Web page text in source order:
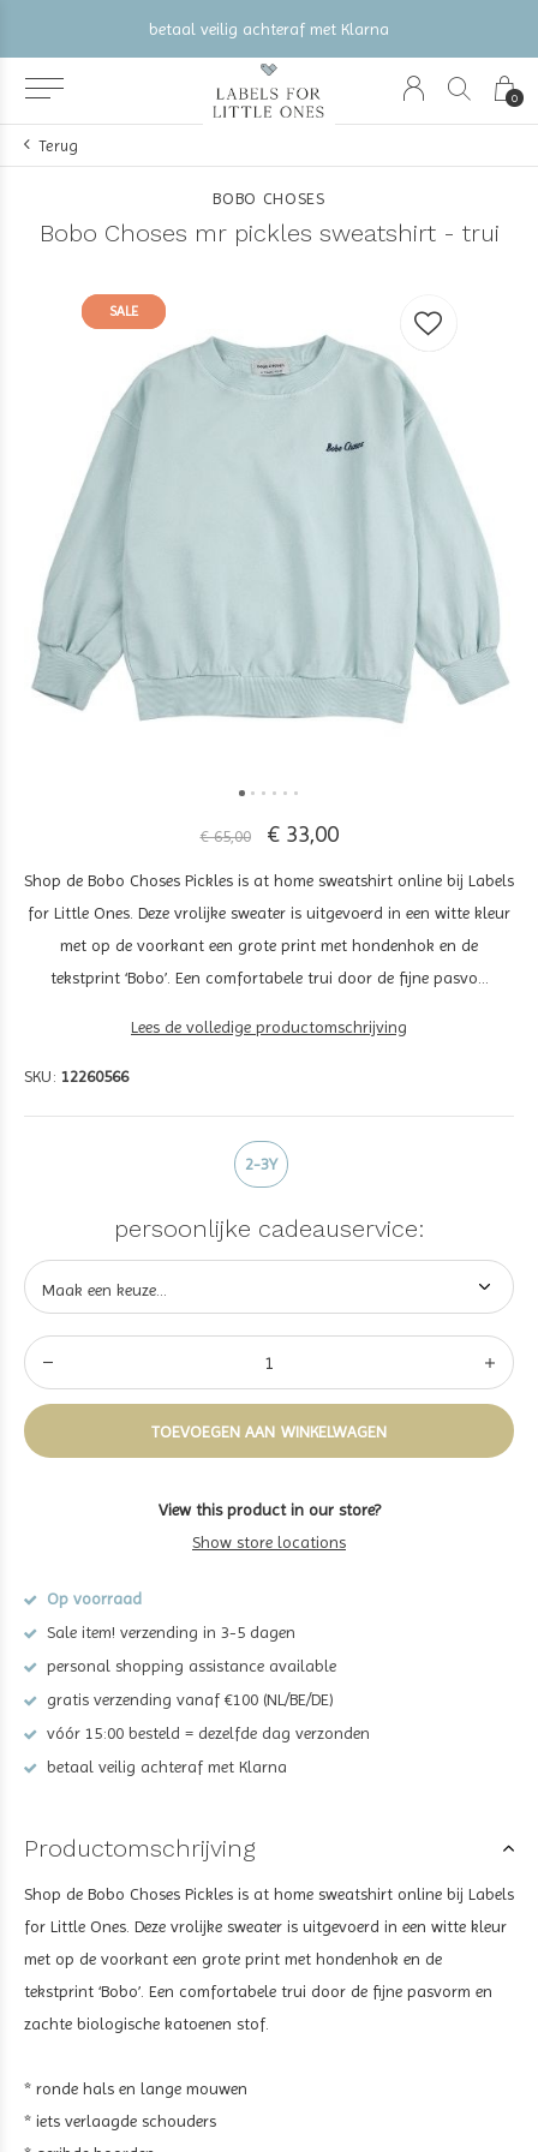
0
betaal veilig achteraf met Klarna
Terug
BOBO CHOSES
Bobo Choses mr pickles sweatshirt - trui
SALE
SALE
€ 65,00 € 33,00
Shop de Bobo Choses Pickles is at home sweatshirt online bij Labels
for Little Ones. Deze vrolijke sweater is uitgevoerd in een witte kleur
met op de voorkant een grote print met hondenhok en de
tekstprint ‘Bobo’. Een comfortabele trui door de fijne pasvo...
Lees de volledige productomschrijving
SKU: 12260566
2-3Y
persoonlijke cadeauservice:
TOEVOEGEN AAN WINKELWAGEN
View this product in our store?
Show store locations
Op voorraad
Sale item! verzending in 3-5 dagen
personal shopping assistance available
gratis verzending vanaf €100 (NL/BE/DE)
vóór 15:00 besteld = dezelfde dag verzonden
betaal veilig achteraf met Klarna
Productomschrijving
Shop de Bobo Choses Pickles is at home sweatshirt online bij Labels
for Little Ones. Deze vrolijke sweater is uitgevoerd in een witte kleur
met op de voorkant een grote print met hondenhok en de
tekstprint ‘Bobo’. Een comfortabele trui door de fijne pasvorm en
zachte biologische katoenen stof.
* ronde hals en lange mouwen
* iets verlaagde schouders